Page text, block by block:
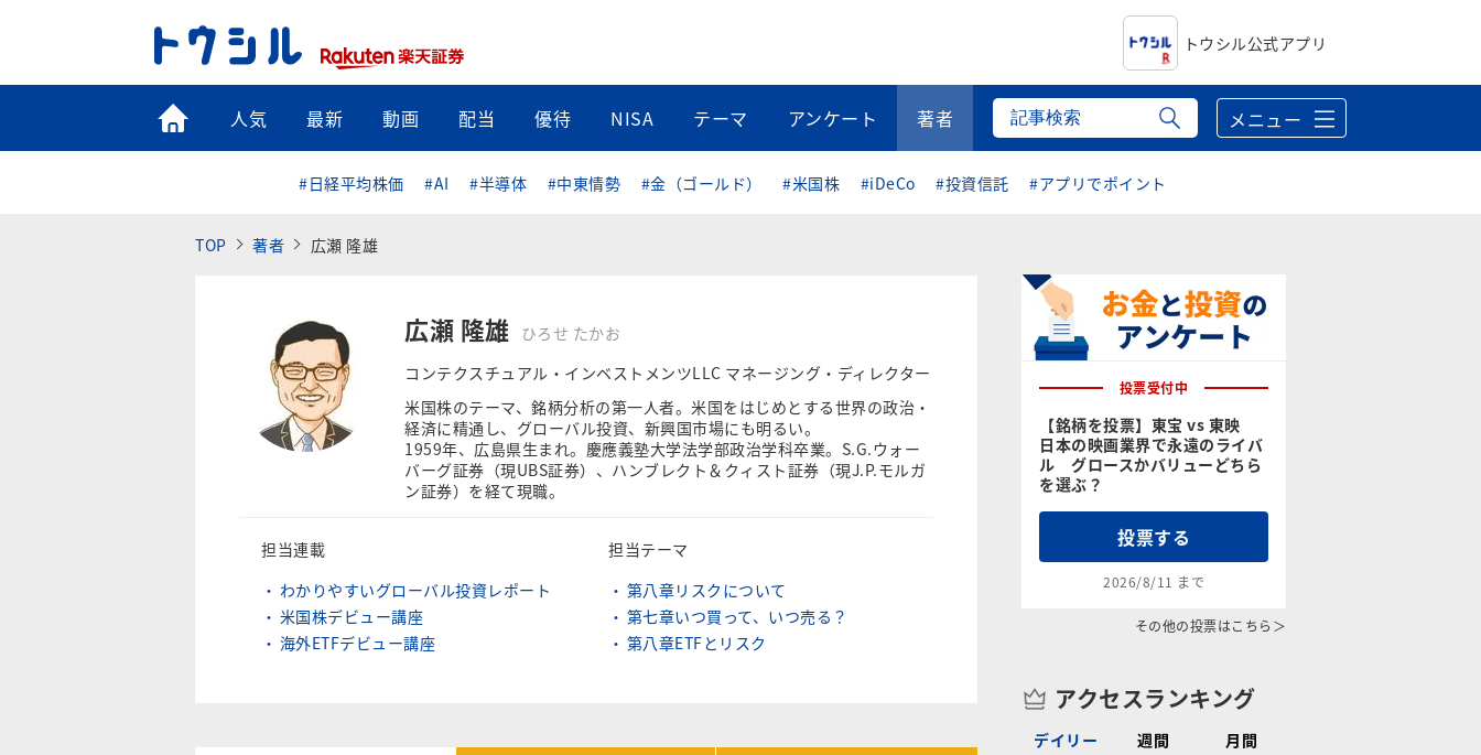
トウシル公式アプリ
トップ
人気 最新 動画 配当 優待 NISA テーマ アンケート 著者 メニュー
#日経平均株価 #AI #半導体 #中東情勢 #金（ゴールド） #米国株 #iDeCo #投資信託 #アプリでポイント
TOP 著者 広瀬 隆雄
広瀬 隆雄
ひろせ たかお
コンテクスチュアル・インベストメンツLLC マネージング・ディレクター
米国株のテーマ、銘柄分析の第一人者。 米国をはじめとする世界の政治・
経済に精通し、グローバル投資、 新興国市場にも明るい。
1959年、広島県生まれ。慶應義塾大学法学部政治学科卒業。S.G.ウォー
バーグ証券（現UBS証券）、ハンブレクト＆クィスト証券（現J.P.モルガ
ン証券）を経て現職。
担当連載
わかりやすいグローバル投資レポート
米国株デビュー講座
海外ETFデビュー講座
担当テーマ
第八章リスクについて
第七章いつ買って、いつ売る？
第八章ETFとリスク
投票受付中
【銘柄を投票】東宝 vs 東映
日本の映画業界で永遠のライバ
ル グロースかバリューどちら
を選ぶ？
投票する
2026/8/11 まで
その他の投票はこちら＞
アクセスランキング
デイリー 週間 月間